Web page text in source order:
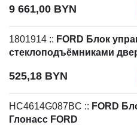
9 661,00 BYN
1801914 :: FORD Блок
стеклоподъёмниками
525,18 BYN
HC4614G087BC :: FORD
Глонасс FORD